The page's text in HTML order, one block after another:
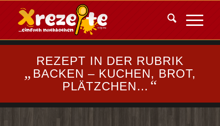
REZEPT IN DER RUBRIK
„ BACKEN – KUCHEN, BROT,
PLÄTZCHEN… “